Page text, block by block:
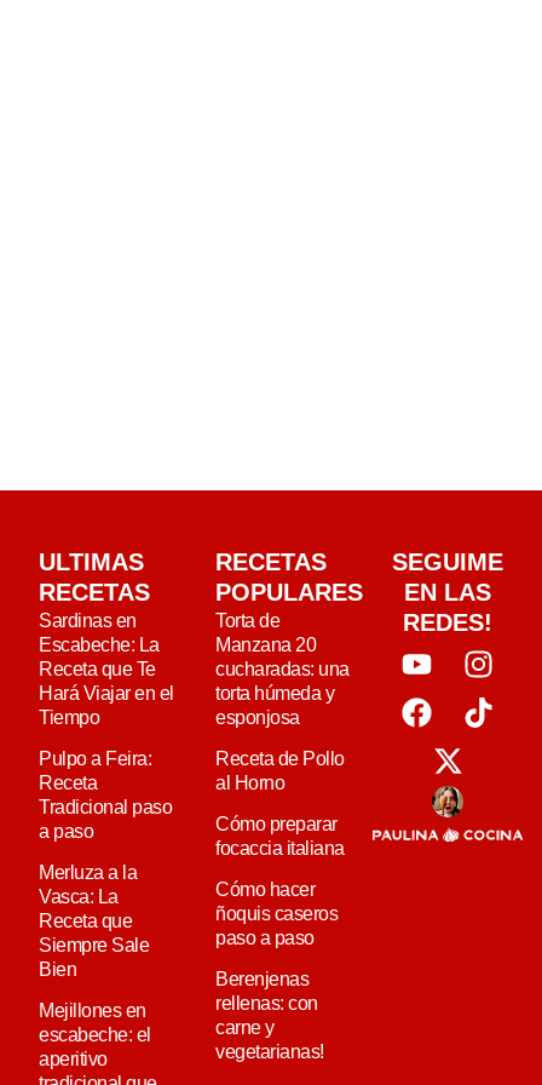
ULTIMAS
RECETAS
Sardinas en
Escabeche: La
Receta que Te
Hará Viajar en el
Tiempo
Pulpo a Feira:
Receta
Tradicional paso
a paso
Merluza a la
Vasca: La
Receta que
Siempre Sale
Bien
Mejillones en
escabeche: el
aperitivo
RECETAS
POPULARES
Torta de
Manzana 20
cucharadas: una
torta húmeda y
esponjosa
Receta de Pollo
al Horno
Cómo preparar
focaccia italiana
Cómo hacer
ñoquis caseros
paso a paso
Berenjenas
rellenas: con
carne y
vegetarianas!
SEGUIME
EN LAS
REDES!